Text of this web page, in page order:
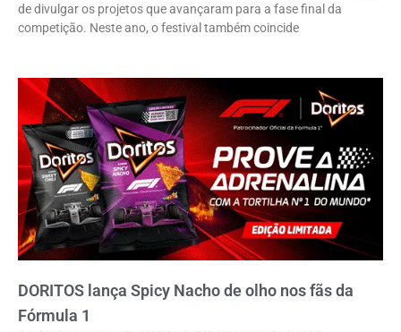
de divulgar os projetos que avançaram para a fase final da
competição. Neste ano, o festival também coincide
DORITOS lança Spicy Nacho de olho nos fãs da
Fórmula 1